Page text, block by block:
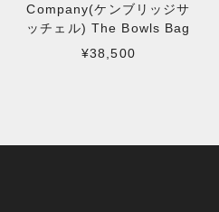
Company(ケンブリッジサ
ッチェル) The Bowls Bag
¥38,500